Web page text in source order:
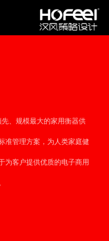
、规模最大的家用衡器供
准管理方案，为人类家庭健
为客户提供优质的电子商用